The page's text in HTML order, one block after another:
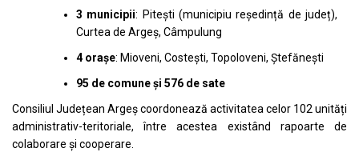
3 municipii: Pitești (municipiu reședință de județ),
Curtea de Argeș, Câmpulung
4 orașe: Mioveni, Costești, Topoloveni, Ștefănești
95 de comune și 576 de sate
Consiliul Județean Argeș coordonează activitatea celor 102 unități
administrativ-teritoriale, între acestea existând rapoarte de
colaborare și cooperare.